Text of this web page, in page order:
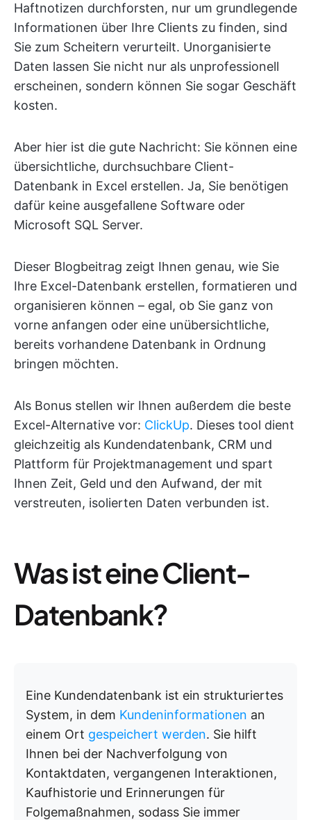
Haftnotizen durchforsten, nur um grundlegende
Informationen über Ihre Clients zu finden, sind
Sie zum Scheitern verurteilt. Unorganisierte
Daten lassen Sie nicht nur als unprofessionell
erscheinen, sondern können Sie sogar Geschäft
kosten.
Aber hier ist die gute Nachricht: Sie können eine
übersichtliche, durchsuchbare Client-
Datenbank in Excel erstellen. Ja, Sie benötigen
dafür keine ausgefallene Software oder
Microsoft SQL Server.
Dieser Blogbeitrag zeigt Ihnen genau, wie Sie
Ihre Excel-Datenbank erstellen, formatieren und
organisieren können – egal, ob Sie ganz von
vorne anfangen oder eine unübersichtliche,
bereits vorhandene Datenbank in Ordnung
bringen möchten.
Als Bonus stellen wir Ihnen außerdem die beste
Excel-Alternative vor: ClickUp. Dieses tool dient
gleichzeitig als Kundendatenbank, CRM und
Plattform für Projektmanagement und spart
Ihnen Zeit, Geld und den Aufwand, der mit
verstreuten, isolierten Daten verbunden ist.
Was ist eine Client-
Datenbank?
Eine Kundendatenbank ist ein strukturiertes
System, in dem Kundeninformationen an
einem Ort gespeichert werden. Sie hilft
Ihnen bei der Nachverfolgung von
Kontaktdaten, vergangenen Interaktionen,
Kaufhistorie und Erinnerungen für
Folgemaßnahmen, sodass Sie immer